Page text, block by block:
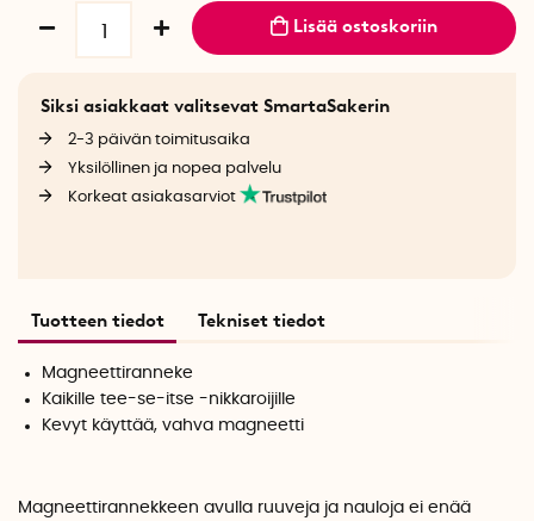
Lisää ostoskoriin
Siksi asiakkaat valitsevat SmartaSakerin
2-3 päivän toimitusaika
Yksilöllinen ja nopea palvelu
Korkeat asiakasarviot
Tuotteen tiedot Tekniset tiedot
Magneettiranneke
Kaikille tee-se-itse -nikkaroijille
Kevyt käyttää, vahva magneetti
Magneettirannekkeen avulla ruuveja ja nauloja ei enää